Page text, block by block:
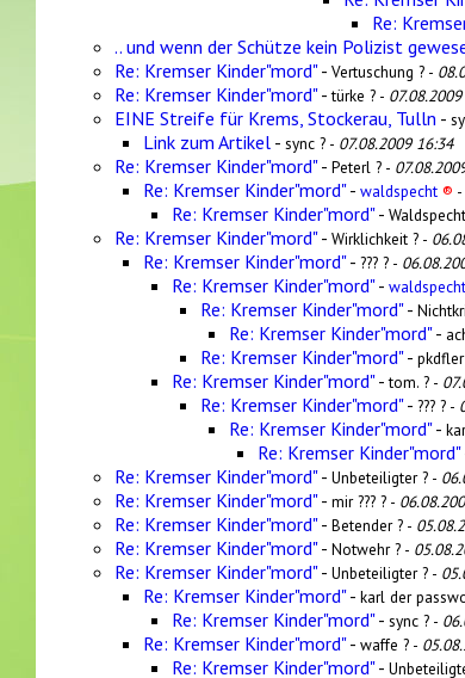
Re:
.. und wenn der Schütze kein Polizist
Re: Kremser Kinder"mord"- Vertuschung ? -
Re: Kremser Kinder"mord"-türke ? -
EINE Streife für Krems, Stockerau, Tulln -
Link zum Artikel - sync ? - 07.08.2009 16:34
Re: Kremser Kinder"mord"- Peterl ? -
Re: Kremser Kinder"mord"- waldspecht ® -
Re: Kremser Kinder"mord"-
Re: Kremser Kinder"mord"- Wirklichkeit ? -
Re: Kremser Kinder"mord"- ??? ? -
Re: Kremser Kinder"mord"- waldspecht
Re: Kremser Kinder"mord"-
Re: Kremser Kinder"mord"-
Re: Kremser Kinder"mord"-
Re: Kremser Kinder"mord"-tom. ? -
Re: Kremser Kinder"mord"- ??? ? -
Re: Kremser Kinder"mord"-
Re: Kremser Kinder"mord"
Re: Kremser Kinder"mord"- Unbeteiligter ? -
Re: Kremser Kinder"mord"- mir ??? ? -
Re: Kremser Kinder"mord"- Betender ? -
Re: Kremser Kinder"mord"- Notwehr ? -
Re: Kremser Kinder"mord"- Unbeteiligter ? -
Re: Kremser Kinder"mord"- karl der
Re: Kremser Kinder"mord"- sync ? -
Re: Kremser Kinder"mord"- waffe ? -
Re: Kremser Kinder"mord"-